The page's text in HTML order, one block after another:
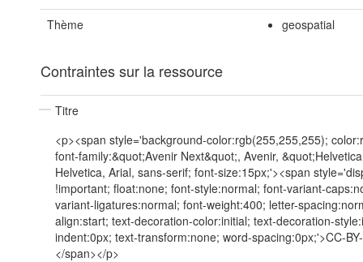
Thème geospatial
Contraintes sur la ressource
Titre
<p><span style='background-color:rgb(255,255,255);
font-family:&quot;Avenir Next&quot;, Avenir,
Helvetica, Arial, sans-serif; font-size:15px;'><span
!important; float:none; font-style:normal; font-variant-
variant-ligatures:normal; font-weight:400; letter-
align:start; text-decoration-color:initial; text-decoration-
indent:0px; text-transform:none; word-spacing:0px;'>CC-
</span></p>